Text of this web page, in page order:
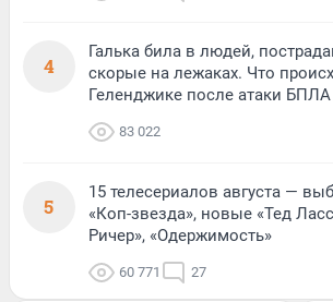
4
Галька била в людей,
скорые на лежаках. Что
Геленджике после атаки БПЛА
83 022
5
15 телесериалов августа —
«Коп-звезда», новые «Тед
Ричер», «Одержимость»
60 771 27